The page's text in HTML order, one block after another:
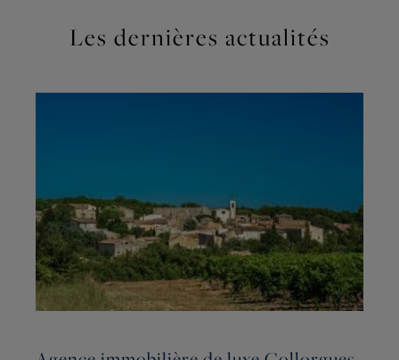
Les dernières actualités